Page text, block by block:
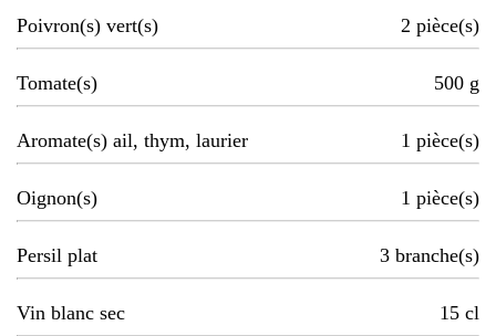
Poivron(s) vert(s) 2 pièce(s)
Tomate(s) 500 g
Aromate(s) ail, thym, laurier 1 pièce(s)
Oignon(s) 1 pièce(s)
Persil plat 3 branche(s)
Vin blanc sec 15 cl